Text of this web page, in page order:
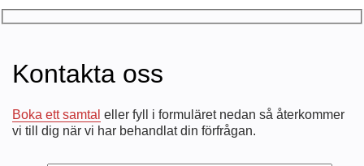
Kontakta oss
Boka ett samtal eller fyll i formuläret nedan så återkommer
vi till dig när vi har behandlat din förfrågan.